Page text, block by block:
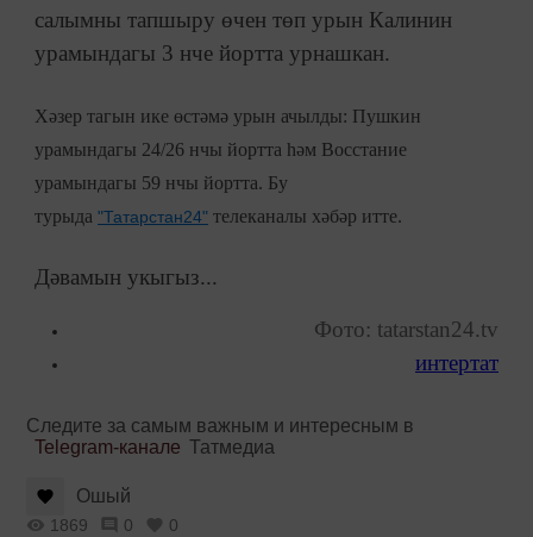
салымны тапшыру өчен төп урын Калинин
урамындагы 3 нче йортта урнашкан.
Хәзер тагын ике өстәмә урын ачылды: Пушкин
урамындагы 24/26 нчы йортта һәм Восстание
урамындагы 59 нчы йортта. Бу
турыда "Татарстан24" телеканалы хәбәр итте.
Дәвамын укыгыз...
Фото: tatarstan24.tv
интертат
Следите за самым важным и интересным в
Telegram-канале Татмедиа
Ошый
1869 0 0